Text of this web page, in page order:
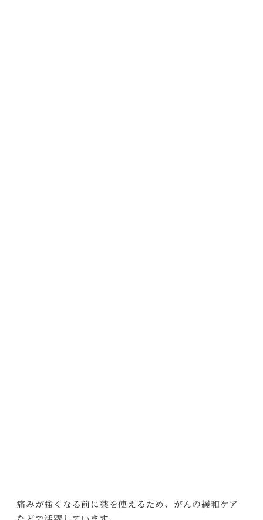
痛みが強くなる前に薬を使えるため、がんの緩和ケア